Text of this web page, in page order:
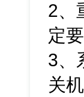
2、
定
3、
关